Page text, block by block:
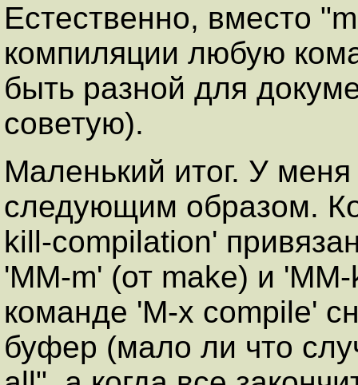
Естественно, вместо
компиляции любую
быть разной для
советую).
Маленький итог. У
следующим образом.
kill-compilation'
'MM-m' (от make) и
команде 'M-x compile'
буфер (мало ли что